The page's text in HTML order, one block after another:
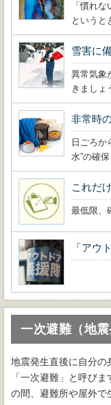
「慣れ
というと
雪害に
異常気象
きましょ
非常時
日ごろか
水”の確
これだ
最低限、
「アウ
一次避難（地
地震発生直後に自分の
「一次避難」と呼び
の間、避難所や屋外で